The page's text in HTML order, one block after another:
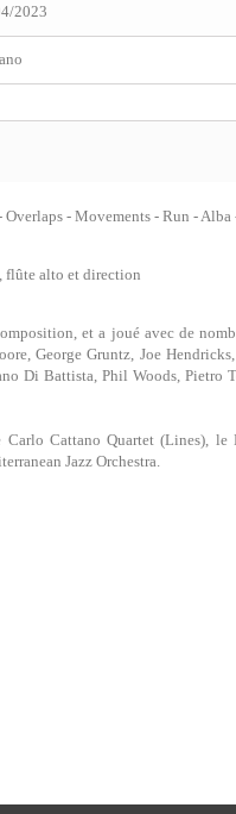
2023
- Movements - Run -
flûte alto et direction
et a joué avec de
George Gruntz, Joe
Di Battista, Phil Woods, Pietro
Cattano Quartet (Lines),
Jazz Orchestra.